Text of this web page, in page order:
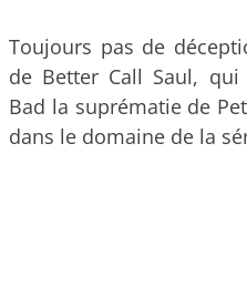
Toujours pas de
de Better Call Saul,
Bad la suprématie de
dans le domaine de la